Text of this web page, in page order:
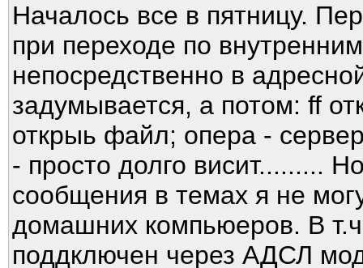
Началось все в пятницу.
при переходе по
непосредственно в
задумывается, а потом: ff
открыь файл; опера -
- просто долго висит.........
сообщения в темах я не
домашних компьюеров. В
поддключен через АДСЛ